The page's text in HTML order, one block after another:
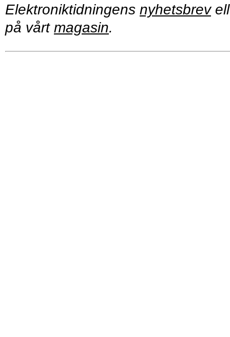
Elektroniktidningens nyhetsbrev
på vårt magasin.